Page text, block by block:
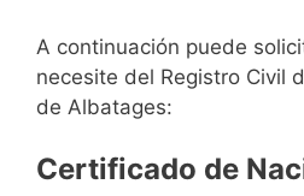
A continuación puede
necesite del Registro Civil
de Albatages:
Certificado de